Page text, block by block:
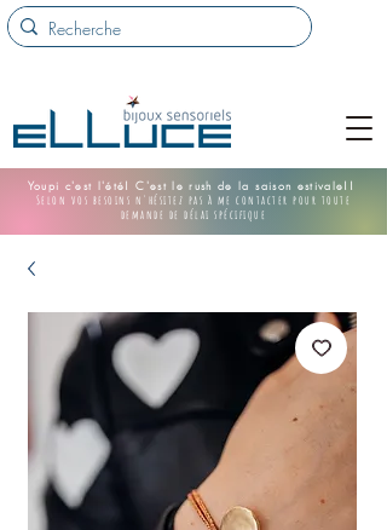
Youpi c'est l'été! C'est le rush de la saison estivale!!
Selon vos besoins n'hésitez pas à me contacter pour toute
demande de délai spécifique